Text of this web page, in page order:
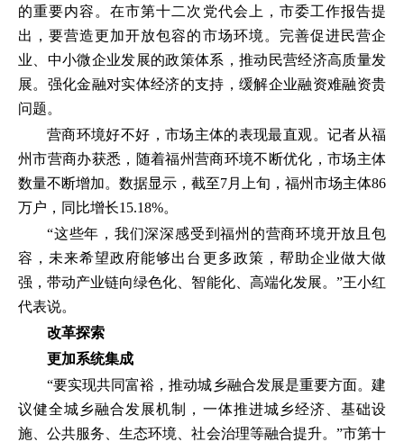
的重要内容。在市第十二次党代会上，市委工作报告提
出，要营造更加开放包容的市场环境。完善促进民营企
业、中小微企业发展的政策体系，推动民营经济高质量发
展。强化金融对实体经济的支持，缓解企业融资难融资贵
问题。
营商环境好不好，市场主体的表现最直观。记者从福
州市营商办获悉，随着福州营商环境不断优化，市场主体
数量不断增加。数据显示，截至7月上旬，福州市场主体86
万户，同比增长15.18%。
“这些年，我们深深感受到福州的营商环境开放且包
容，未来希望政府能够出台更多政策，帮助企业做大做
强，带动产业链向绿色化、智能化、高端化发展。”王小红
代表说。
改革探索
更加系统集成
“要实现共同富裕，推动城乡融合发展是重要方面。建
议健全城乡融合发展机制，一体推进城乡经济、基础设
施、公共服务、生态环境、社会治理等融合提升。”市第十